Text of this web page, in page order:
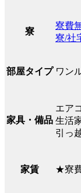
寮
寮費
寮/社
部屋タイプ ワン
家具・備品
エア
生活
引っ
家賃 ★寮